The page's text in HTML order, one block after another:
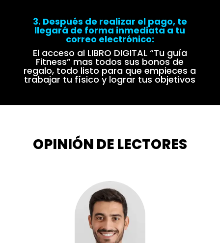
3. Después de realizar el pago, te
llegará de forma inmediata a tu
correo electrónico:
El acceso al LIBRO DIGITAL “Tu guía
Fitness” mas todos sus bonos de
regalo, todo listo para que empieces a
trabajar tu físico y lograr tus objetivos
OPINIÓN DE LECTORES